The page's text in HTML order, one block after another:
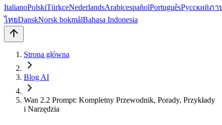
ItalianoPolskiTürkçeNederlandsArabicespañolPortuguêsРусскийภา
ไทยDanskNorsk bokmålBahasa Indonesia
Strona główna
Blog AI
Wan 2.2 Prompt: Kompletny Przewodnik, Porady, Przykłady
i Narzędzia